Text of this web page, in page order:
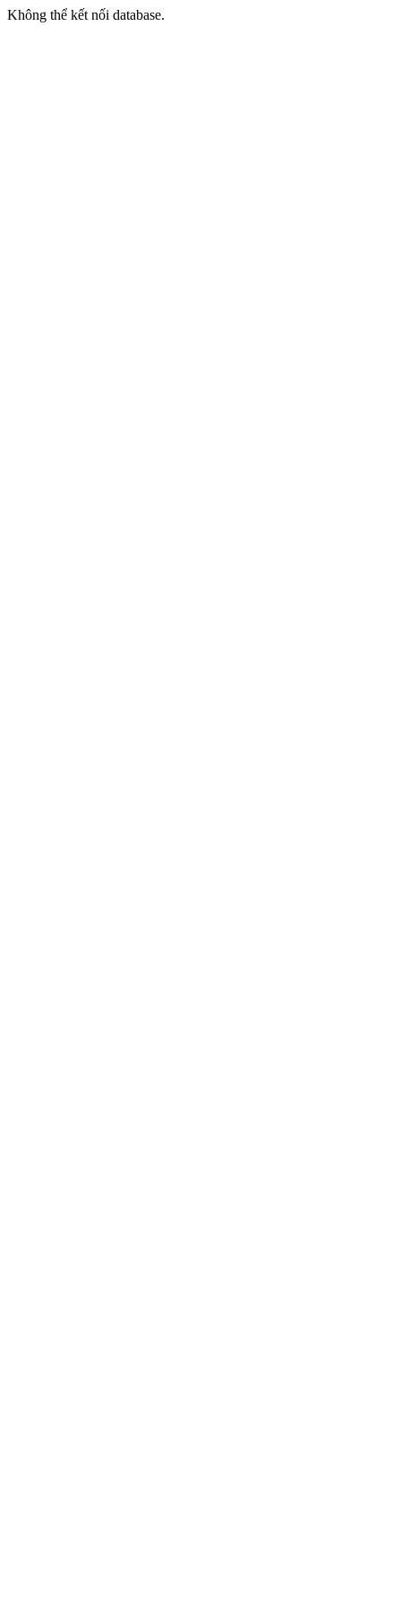
Không thể kết nối database.